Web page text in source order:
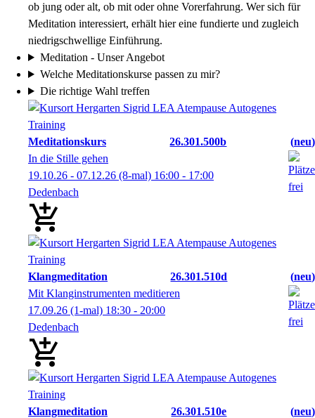
ob jung oder alt, ob mit oder ohne Vorerfahrung. Wer sich für
Meditation interessiert, erhält hier eine fundierte und zugleich
niedrigschwellige Einführung.
Meditation - Unser Angebot
Welche Meditationskurse passen zu mir?
Die richtige Wahl treffen
Meditationskurs 26.301.500b
neu
In die Stille gehen
19.10.26 - 07.12.26 (8-mal) 16:00 - 17:00
Dedenbach
Klangmeditation 26.301.510d
neu
Mit Klanginstrumenten meditieren
17.09.26 (1-mal) 18:30 - 20:00
Dedenbach
Klangmeditation 26.301.510e
neu